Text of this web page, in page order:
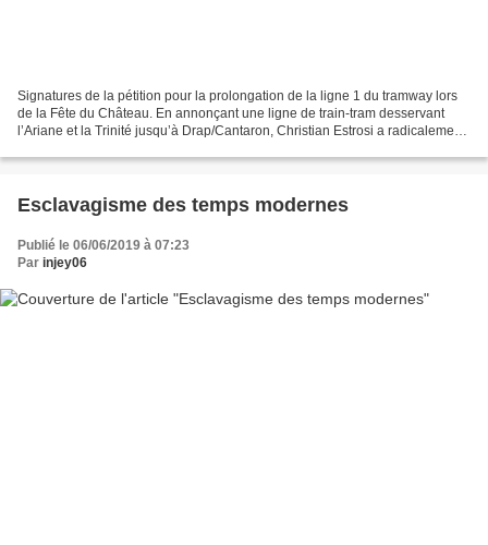
Signatures de la pétition pour la prolongation de la ligne 1 du tramway lors
de la Fête du Château. En annonçant une ligne de train-tram desservant
l’Ariane et la Trinité jusqu’à Drap/Cantaron, Christian Estrosi a radicalement
Esclavagisme des temps modernes
Publié le 06/06/2019 à 07:23
Par injey06